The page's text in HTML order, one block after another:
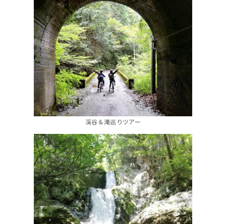
渓谷＆滝巡りツアー